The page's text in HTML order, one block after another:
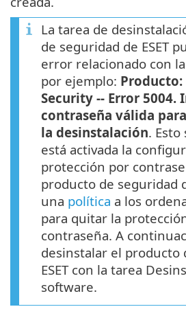
La tarea de
de seguridad de ESET
error relacionado con
por ejemplo: Producto:
Security -- Error 5004.
contraseña válida
la desinstalación. Esto
está activada la
protección por
producto de seguridad
una política a los
para quitar la
contraseña. A
desinstalar el producto
ESET con la tarea
software.